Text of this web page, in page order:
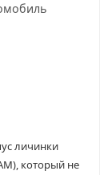
личинки
который не